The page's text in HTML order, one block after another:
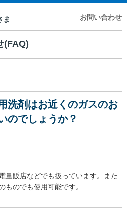
お問い合わせ
(FAQ)
洗剤はお近くのガスのお
のでしょうか？
量販店などでも扱っています。また
ものでも使用可能です。